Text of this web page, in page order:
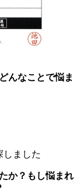
んなことで悩ま
しました
か？もし悩まれ